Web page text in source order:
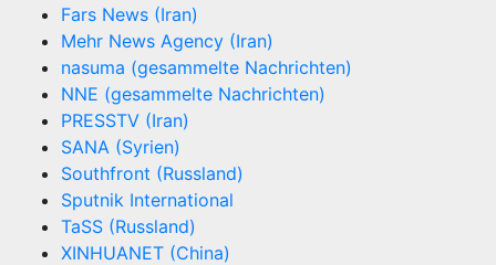
Fars News (Iran)
Mehr News Agency (Iran)
nasuma (gesammelte Nachrichten)
NNE (gesammelte Nachrichten)
PRESSTV (Iran)
SANA (Syrien)
Southfront (Russland)
Sputnik International
TaSS (Russland)
XINHUANET (China)